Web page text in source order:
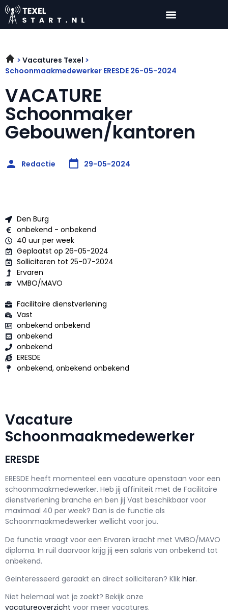
Vacatures Texel
Schoonmaakmedewerker ERESDE 26-05-2024
VACATURE
Schoonmaker
Gebouwen/kantoren
Redactie 29-05-2024
Den Burg
onbekend - onbekend
40 uur per week
Geplaatst op 26-05-2024
Solliciteren tot 25-07-2024
Ervaren
VMBO/MAVO
Facilitaire dienstverlening
Vast
onbekend onbekend
onbekend
onbekend
ERESDE
onbekend, onbekend onbekend
Vacature
Schoonmaakmedewerker
ERESDE
ERESDE heeft momenteel een vacature openstaan voor een
schoonmaakmedewerker. Heb jij affiniteit met de Facilitaire
dienstverlening branche en ben jij Vast beschikbaar voor
maximaal 40 per week? Dan is de functie als
Schoonmaakmedewerker wellicht voor jou.
De functie vraagt voor een Ervaren kracht met VMBO/MAVO
diploma. In ruil daarvoor krijg jij een salaris van onbekend tot
onbekend.
Geïnteresseerd geraakt en direct solliciteren? Klik hier.
Niet helemaal wat je zoekt? Bekijk onze
vacatureoverzicht voor meer vacatures.